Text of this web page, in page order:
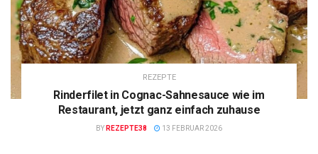
REZEPTE
Rinderfilet in Cognac-Sahnesauce wie im
Restaurant, jetzt ganz einfach zuhause
BY REZEPTE38 13 FEBRUAR 2026